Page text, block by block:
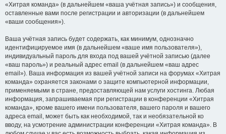
«Хитрая команда» (в дальнейшем «ваша учётная запись») и сообщения,
оставленные вами после регистрации и авторизации (в дальнейшем
«ваши сообщения»).
Ваша учётная запись будет содержать, как минимум, однозначно
идентифицируемое имя (в дальнейшем «ваше имя пользователя»),
индивидуальный пароль для входа под вашей учётной записью (далее
«ваш пароль») и реальный адрес email (в дальнейшем «ваш адрес
email»). Ваша информация из вашей учётной записи на форумах «Хитрая
команда» охраняется законами о защите компьютерной информации,
применяемыми в стране, предоставляющей нам услуги хостинга. Любая
информация, запрашиваемая при регистрации в конференции «Хитрая
команда», кроме вашего имени пользователя, вашего пароля и вашего
адреса email, может быть как необходимой, так и необязательной ко
вводу, на усмотрение администрации конференции «Хитрая команда». В